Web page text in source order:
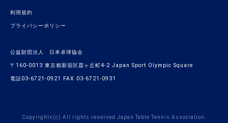
利用規約
プライバシーポリシー
公益財団法人 日本卓球協会
〒160-0013 東京都新宿区霞ヶ丘町4-2 Japan Sport Olympic Square
電話03-6721-0921 FAX 03-6721-0931
Copyrights(c) All rights reserved Japan Table Tennis Association.